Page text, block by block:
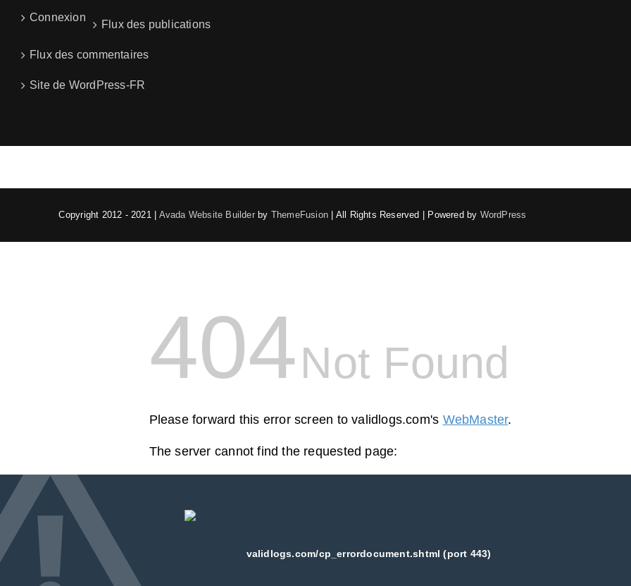
Connexion
Flux des publications
Flux des commentaires
Site de WordPress-FR
Copyright 2012 - 2021 | Avada Website Builderby ThemeFusion | All Rights Reserved | Powered by WordPress
404Not Found
Please forward this error screen to validlogs.com's WebMaster.
The server cannot find the requested page:
validlogs.com/cp_errordocument.shtml (port 443)